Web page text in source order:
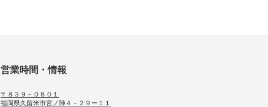
営業時間・情報
〒８３９－０８０１
福岡県久留米市宮ノ陣４－２９ー１１